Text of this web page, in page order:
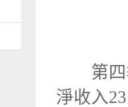
第四季
淨收入